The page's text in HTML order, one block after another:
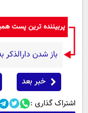
پربیننده ترین پست
باز شدن دارالذکر
خبر بعد
اشتراک گذاری :